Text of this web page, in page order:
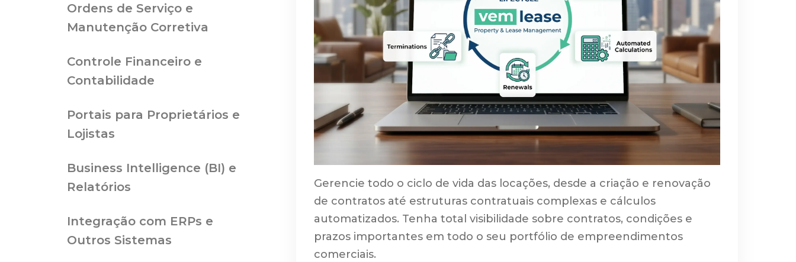
Ordens de Serviço e
Manutenção Corretiva
Controle Financeiro e
Contabilidade
Portais para Proprietários e
Lojistas
Business Intelligence (BI) e
Relatórios
Integração com ERPs e
Outros Sistemas
Gerencie todo o ciclo de vida das locações, desde a criação e renovação
de contratos até estruturas contratuais complexas e cálculos
automatizados. Tenha total visibilidade sobre contratos, condições e
prazos importantes em todo o seu portfólio de empreendimentos
comerciais.